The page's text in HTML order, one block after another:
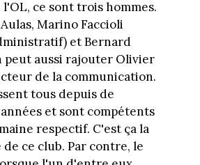
l'OL, ce sont trois hommes.
Marino Faccioli
et Bernard
peut aussi rajouter Olivier
de la communication.
tous depuis de
et sont compétents
respectif. C'est ça la
ce club. Par contre, le